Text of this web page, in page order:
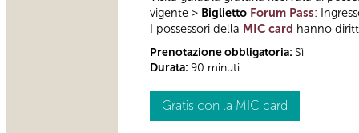
vigente > Biglietto Forum Pass:
I possessori della MIC card hanno
Prenotazione obbligatoria: Sì
Durata: 90 minuti
Gratis con la MIC card